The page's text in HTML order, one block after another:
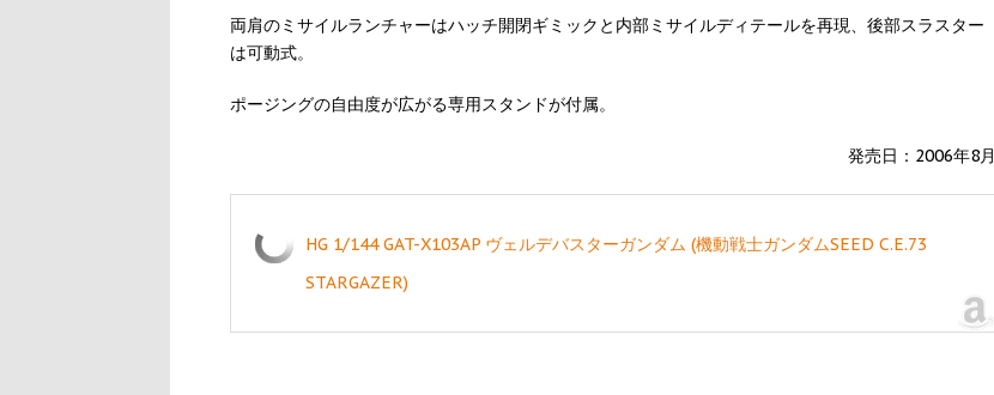
両肩のミサイルランチャーはハッチ開閉ギミックと内部ミサイルディテールを再現、後部スラスター
は可動式。
ポージングの自由度が広がる専用スタンドが付属。
発売日：2006年8月
HG 1/144 GAT-X103AP ヴェルデバスターガンダム (機動戦士ガンダムSEED C.E.73
STARGAZER)